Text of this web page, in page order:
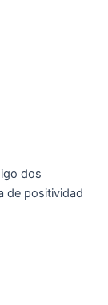
dos
de positividad